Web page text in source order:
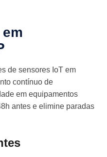
de sensores IoT em
contínuo de
em equipamentos
antes e elimine paradas